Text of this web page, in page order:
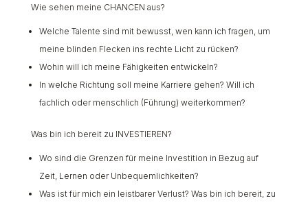
Wie sehen meine CHANCEN aus?
Welche Talente sind mit bewusst, wen kann ich fragen, um
meine blinden Flecken ins rechte Licht zu rücken?
Wohin will ich meine Fähigkeiten entwickeln?
In welche Richtung soll meine Karriere gehen? Will ich
fachlich oder menschlich (Führung) weiterkommen?
Was bin ich bereit zu INVESTIEREN?
Wo sind die Grenzen für meine Investition in Bezug auf
Zeit, Lernen oder Unbequemlichkeiten?
Was ist für mich ein leistbarer Verlust? Was bin ich bereit, zu